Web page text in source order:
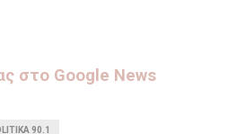
στo Google News
90.1